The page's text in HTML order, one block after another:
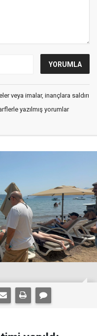
veya imalar, inançlara saldırı
yazılmış yorumlar